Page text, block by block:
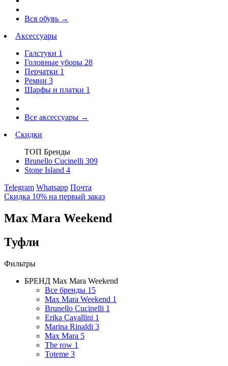
Вся обувь →
Аксессуары
Галстуки 1
Головные уборы 28
Перчатки 1
Ремни 3
Шарфы и платки 1
Все аксессуары →
Скидки
ТОП Бренды
Brunello Cucinelli 309
Stone Island 4
Telegram Whatsapp Почта
Скидка 10% на первый заказ
Max Mara Weekend
Туфли
Фильтры
БРЕНД Max Mara Weekend
Все бренды 15
Max Mara Weekend 1
Brunello Cucinelli 1
Erika Cavallini 1
Marina Rinaldi 3
Max Mara 5
The row 1
Toteme 3